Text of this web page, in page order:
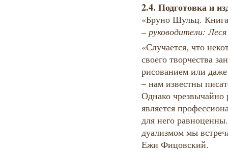
2.4. Подготовка и
«Бруно Шульц.
– руководители:
«Случается, что
своего творчества
рисованием или
– нам известны
Однако чрезвычайно
является
для него
дуализмом мы
Ежи Фицовский.